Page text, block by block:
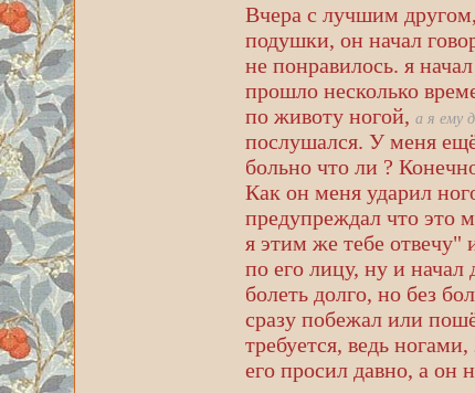
Вчера с лучшим
подушки, он начал
не понравилось. я
прошло несколько
по животу ногой,а я ему
послушался. У меня
больно что ли ?
Как он меня ударил
предупреждал что это
я этим же тебе отвечу"
по его лицу, ну и начал
болеть долго, но без
сразу побежал или
требуется, ведь
его просил давно, а